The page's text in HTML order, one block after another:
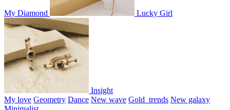
My Diamond Lucky Girl
Insight
My love Geometry Dance New wave Gold_trends New galaxy